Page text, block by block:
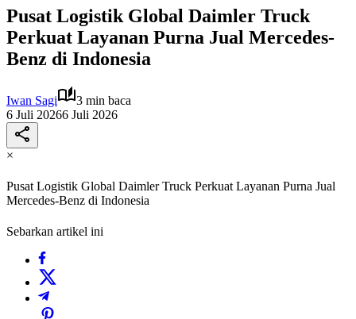
Pusat Logistik Global Daimler Truck
Perkuat Layanan Purna Jual Mercedes-
Benz di Indonesia
Iwan Sagi
3 min baca
6 Juli 20266 Juli 2026
×
Pusat Logistik Global Daimler Truck Perkuat Layanan Purna Jual
Mercedes-Benz di Indonesia
Sebarkan artikel ini